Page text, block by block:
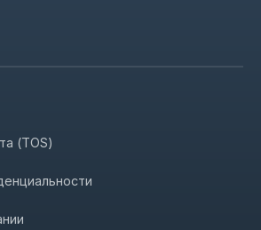
(TOS)